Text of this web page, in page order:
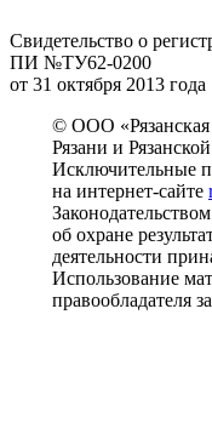
Свидетельство о
ПИ №ТУ62-0200
от 31 октября 2013 года
© ООО «Рязанская
Рязани и
Исключительные
на интернет-сайте
об охране
деятельности
Использование
правообладателя